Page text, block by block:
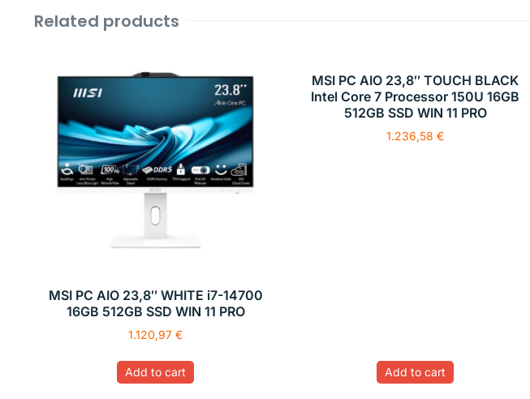
Related products
MSI PC AIO 23,8″ WHITE i7-14700
16GB 512GB SSD WIN 11 PRO
1.120,97€
Add to cart
MSI PC AIO 23,8″ TOUCH BLACK
Intel Core 7 Processor 150U 16GB
512GB SSD WIN 11 PRO
1.236,58€
Add to cart